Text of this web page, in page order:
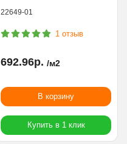
22649-01
1 отзыв
692.96р. /м2
В корзину
Купить в 1 клик